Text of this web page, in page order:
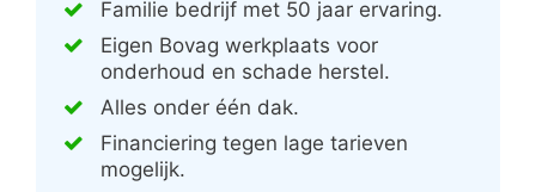
Familie bedrijf met 50 jaar ervaring.
Eigen Bovag werkplaats voor
onderhoud en schade herstel.
Alles onder één dak.
Financiering tegen lage tarieven
mogelijk.